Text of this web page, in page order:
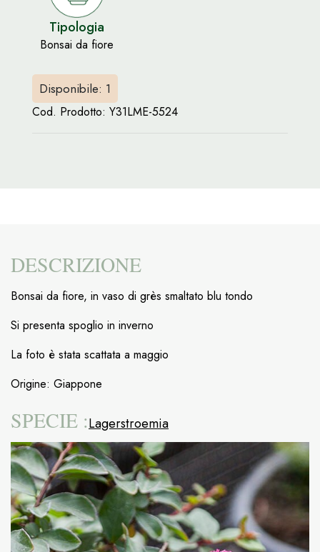
Tipologia
Bonsai da fiore
Disponibile: 1
Cod. Prodotto: Y31LME-5524
DESCRIZIONE
Bonsai da fiore, in vaso di grès smaltato blu tondo
Si presenta spoglio in inverno
La foto è stata scattata a maggio
Origine: Giappone
SPECIE :Lagerstroemia